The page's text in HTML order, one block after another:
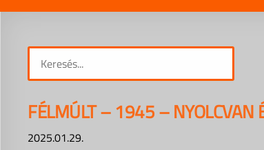
FÉLMÚLT – 1945 – NYOLCVAN
2025.01.29.